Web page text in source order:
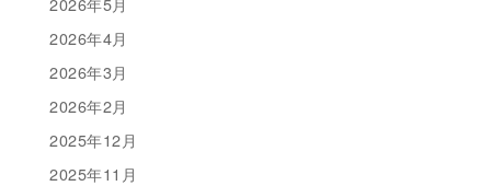
2026年4月
2026年3月
2026年2月
2025年12月
2025年11月